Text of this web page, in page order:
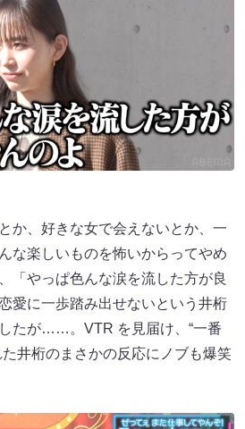
か、好きな女で会えないとか、一
な楽しいものを怖いからってやめ
「やっぱ色んな涙を流した方が良
愛に一歩踏み出せないという井桁
たが……。VTR を見届け、“一番
井桁のまさかの反応にノブも爆笑